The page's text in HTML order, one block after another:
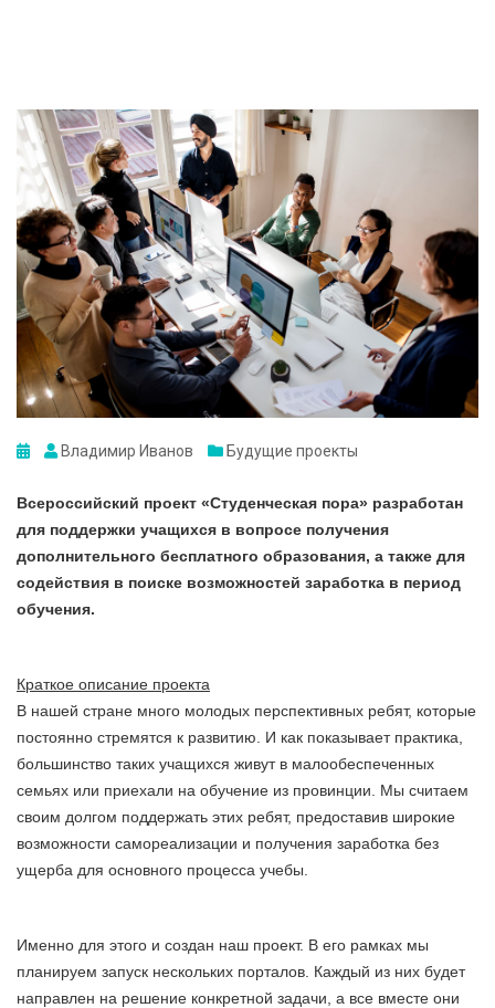
Владимир Иванов Будущие проекты
Всероссийский проект «Студенческая пора» разработан
для поддержки учащихся в вопросе получения
дополнительного бесплатного образования, а также для
содействия в поиске возможностей заработка в период
обучения.
Краткое описание проекта
В нашей стране много молодых перспективных ребят, которые
постоянно стремятся к развитию. И как показывает практика,
большинство таких учащихся живут в малообеспеченных
семьях или приехали на обучение из провинции. Мы считаем
своим долгом поддержать этих ребят, предоставив широкие
возможности самореализации и получения заработка без
ущерба для основного процесса учебы.
Именно для этого и создан наш проект. В его рамках мы
планируем запуск нескольких порталов. Каждый из них будет
направлен на решение конкретной задачи, а все вместе они